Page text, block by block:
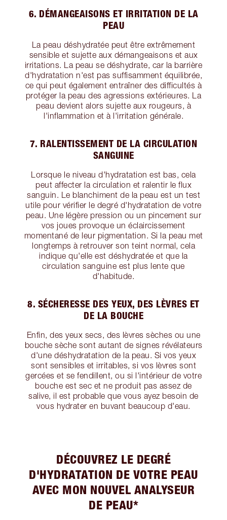
6. DÉMANGEAISONS ET IRRITATION DE LA
PEAU
La peau déshydratée peut être extrêmement
sensible et sujette aux démangeaisons et aux
irritations. La peau se déshydrate, car la barrière
d'hydratation n'est pas suffisamment équilibrée,
ce qui peut également entraîner des difficultés à
protéger la peau des agressions extérieures. La
peau devient alors sujette aux rougeurs, à
l'inflammation et à l'irritation générale.
7. RALENTISSEMENT DE LA CIRCULATION
SANGUINE
Lorsque le niveau d'hydratation est bas, cela
peut affecter la circulation et ralentir le flux
sanguin. Le blanchiment de la peau est un test
utile pour vérifier le degré d'hydratation de votre
peau. Une légère pression ou un pincement sur
vos joues provoque un éclaircissement
momentané de leur pigmentation. Si la peau met
longtemps à retrouver son teint normal, cela
indique qu'elle est déshydratée et que la
circulation sanguine est plus lente que
d'habitude.
8. SÉCHERESSE DES YEUX, DES LÈVRES ET
DE LA BOUCHE
Enfin, des yeux secs, des lèvres sèches ou une
bouche sèche sont autant de signes révélateurs
d'une déshydratation de la peau. Si vos yeux
sont sensibles et irritables, si vos lèvres sont
gercées et se fendillent, ou si l'intérieur de votre
bouche est sec et ne produit pas assez de
salive, il est probable que vous ayez besoin de
vous hydrater en buvant beaucoup d'eau.
DÉCOUVREZ LE DEGRÉ
D'HYDRATATION DE VOTRE PEAU
AVEC MON NOUVEL ANALYSEUR
DE PEAU*